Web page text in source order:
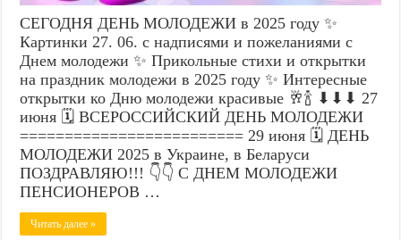
СЕГОДНЯ ДЕНЬ МОЛОДЕЖИ в 2025 году ✨
Картинки 27. 06. с надписями и пожеланиями с
Днем молодежи ✨ Прикольные стихи и открытки
на праздник молодежи в 2025 году ✨ Интересные
открытки ко Дню молодежи красивые 🥂🍾 ⬇⬇⬇ 27
июня 🗓️ ВСЕРОССИЙСКИЙ ДЕНЬ МОЛОДЕЖИ
========================= 29 июня 🗓️ ДЕНЬ
МОЛОДЕЖИ 2025 в Украине, в Беларуси
ПОЗДРАВЛЯЮ!!! 👇👇 С ДНЕМ МОЛОДЕЖИ
ПЕНСИОНЕРОВ …
Читать далее »